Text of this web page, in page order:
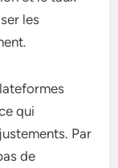
les
qui
Par
de